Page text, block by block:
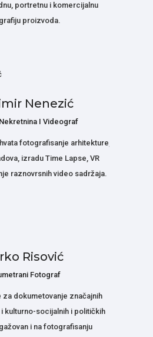
portretnu i komercijalnu
proizvoda.
Nenezić
I Videograf
fotografisanje arhitekture,
izradu Time Lapse, VR
raznovrsnih video sadržaja.
Risović
Fotograf
za dokumetovanje značajnih
kulturno-socijalnih i političkih
i na fotografisanju